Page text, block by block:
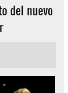
del nuevo